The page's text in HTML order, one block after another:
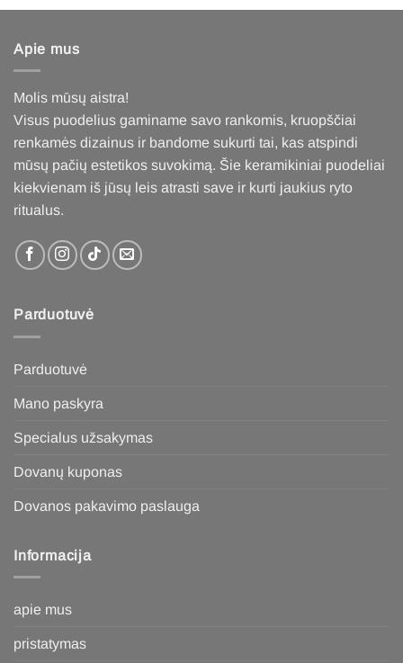
Apie mus
Molis mūsų aistra!
Visus puodelius gaminame savo rankomis, kruopščiai
renkamės dizainus ir bandome sukurti tai, kas atspindi
mūsų pačių estetikos suvokimą. Šie keramikiniai puodeliai
kiekvienam iš jūsų leis atrasti save ir kurti jaukius ryto
ritualus.
Parduotuvė
Parduotuvė
Mano paskyra
Specialus užsakymas
Dovanų kuponas
Dovanos pakavimo paslauga
Informacija
apie mus
pristatymas